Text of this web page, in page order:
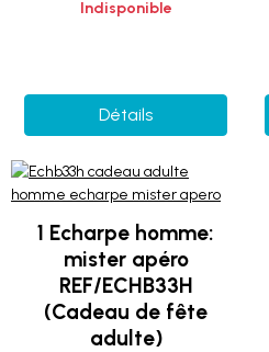
Indisponible
Détails
1 Echarpe homme:
mister apéro
REF/ECHB33H
(Cadeau de fête
adulte)